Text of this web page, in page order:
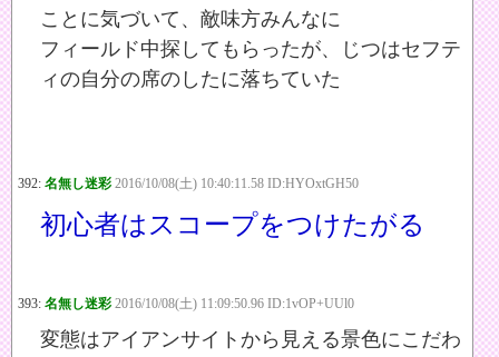
ことに気づいて、敵味方みんなに
フィールド中探してもらったが、じつはセフテ
ィの自分の席のしたに落ちていた
392: 名無し迷彩 2016/10/08(土) 10:40:11.58 ID:HYOxtGH50
初心者はスコープをつけたがる
393: 名無し迷彩 2016/10/08(土) 11:09:50.96 ID:1vOP+UUl0
変態はアイアンサイトから見える景色にこだわ